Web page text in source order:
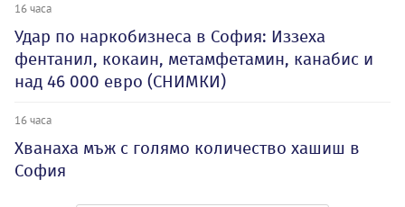
16 часа
Удар по наркобизнеса в София: Иззеха
фентанил, кокаин, метамфетамин, канабис и
над 46 000 евро (СНИМКИ)
16 часа
Хванаха мъж с голямо количество хашиш в
София